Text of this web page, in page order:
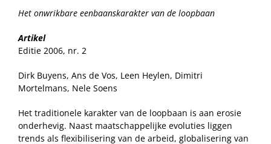
Het onwrikbare eenbaanskarakter van de loopbaan
Artikel
Editie 2006, nr. 2
Dirk Buyens, Ans de Vos, Leen Heylen, Dimitri
Mortelmans, Nele Soens
Het traditionele karakter van de loopbaan is aan erosie
onderhevig. Naast maatschappelijke evoluties liggen
trends als flexibilisering van de arbeid, globalisering van